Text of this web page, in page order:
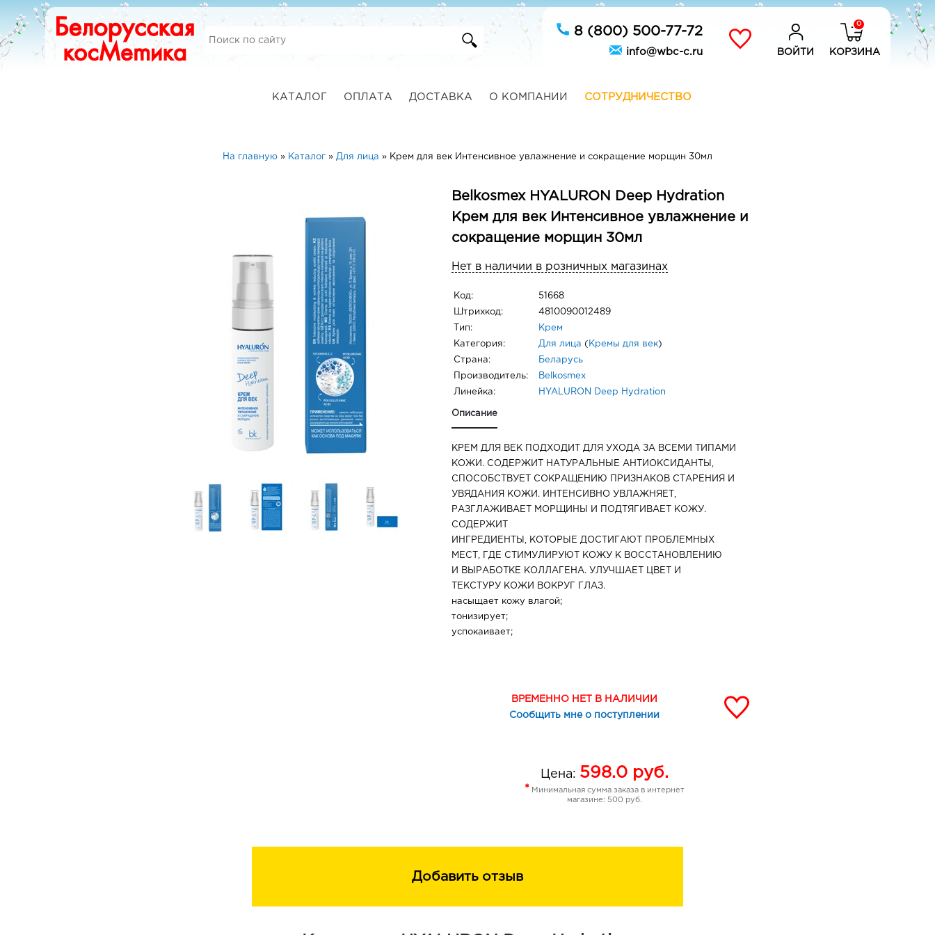
8 (800) 500-77-72
info@wbc-c.ru ВОЙТИ
0
КОРЗИНА
КАТАЛОГ ОПЛАТА ДОСТАВКА О КОМПАНИИ СОТРУДНИЧЕСТВО
На главную » Каталог » Для лица » Крем для век Интенсивное увлажнение и сокращение морщин 30мл
Belkosmex HYALURON Deep Hydration
Крем для век Интенсивное увлажнение и
сокращение морщин 30мл
Нет в наличии в розничных магазинах
Код: 51668
Штрихкод: 4810090012489
Тип: Крем
Категория: Для лица ( Кремы для век)
Страна: Беларусь
Производитель: Belkosmex
Линейка: HYALURON Deep Hydration
Описание
КРЕМ ДЛЯ ВЕК ПОДХОДИТ ДЛЯ УХОДА ЗА ВСЕМИ ТИПАМИ
КОЖИ. СОДЕРЖИТ НАТУРАЛЬНЫЕ АНТИОКСИДАНТЫ,
СПОСОБСТВУЕТ СОКРАЩЕНИЮ ПРИЗНАКОВ СТАРЕНИЯ И
УВЯДАНИЯ КОЖИ. ИНТЕНСИВНО УВЛАЖНЯЕТ,
РАЗГЛАЖИВАЕТ МОРЩИНЫ И ПОДТЯГИВАЕТ КОЖУ.
СОДЕРЖИТ
ИНГРЕДИЕНТЫ, КОТОРЫЕ ДОСТИГАЮТ ПРОБЛЕМНЫХ
МЕСТ, ГДЕ СТИМУЛИРУЮТ КОЖУ К ВОССТАНОВЛЕНИЮ
И ВЫРАБОТКЕ КОЛЛАГЕНА. УЛУЧШАЕТ ЦВЕТ И
ТЕКСТУРУ КОЖИ ВОКРУГ ГЛАЗ.
насыщает кожу влагой;
тонизирует;
успокаивает;
восстанавливает сияние.
Полиглутаминовая кислота (polyglutamic acid)
«сверх»-способностью притягивания молекул воды, в 2,5
раза и более превышающей способность гиалуроновой
кислоты. Является полипептидным биополимером,
выработку церамидов, контролирует процессы обновления и
увлажняющего фактора (НУФ), а также подавляет фермент
коже. При воздействии на кожу влияет на уровень
ВРЕМЕННО НЕТ В НАЛИЧИИ
Сообщить мне о поступлении
Цена: 598.0 руб.
* Минимальная сумма заказа в интернет
магазине: 500 руб.
Добавить отзыв